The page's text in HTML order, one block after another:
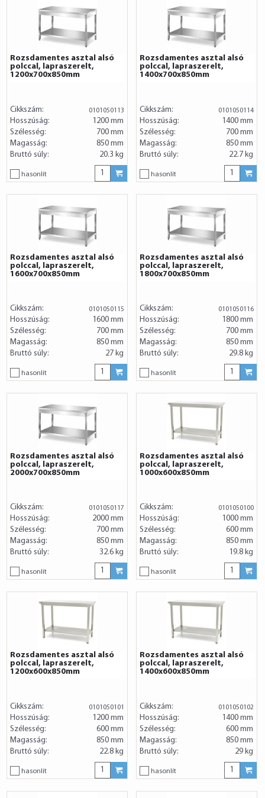
Rozsdamentes asztal alsó
polccal, lapraszerelt,
1200x700x850mm
Cikkszám: 0101050113
Hosszúság:
1200 mm
Szélesség:
700 mm
Magasság:
850 mm
Bruttó súly:
20.3 kg
hasonlít
Rozsdamentes asztal alsó
polccal, lapraszerelt,
1400x700x850mm
Cikkszám: 0101050114
Hosszúság:
1400 mm
Szélesség:
700 mm
Magasság:
850 mm
Bruttó súly:
22.7 kg
hasonlít
Rozsdamentes asztal alsó
polccal, lapraszerelt,
1600x700x850mm
Cikkszám: 0101050115
Hosszúság:
1600 mm
Szélesség:
700 mm
Magasság:
850 mm
Bruttó súly:
27 kg
hasonlít
Rozsdamentes asztal alsó
polccal, lapraszerelt,
1800x700x850mm
Cikkszám: 0101050116
Hosszúság:
1800 mm
Szélesség:
700 mm
Magasság:
850 mm
Bruttó súly:
29.8 kg
hasonlít
Rozsdamentes asztal alsó
polccal, lapraszerelt,
2000x700x850mm
Cikkszám: 0101050117
Hosszúság:
2000 mm
Szélesség:
700 mm
Magasság:
850 mm
Bruttó súly:
32.6 kg
hasonlít
Rozsdamentes asztal alsó
polccal, lapraszerelt,
1000x600x850mm
Cikkszám: 0101050100
Hosszúság:
1000 mm
Szélesség:
600 mm
Magasság:
850 mm
Bruttó súly:
19.8 kg
hasonlít
Rozsdamentes asztal alsó
polccal, lapraszerelt,
1200x600x850mm
Cikkszám: 0101050101
Hosszúság:
1200 mm
Szélesség:
600 mm
Magasság:
850 mm
Bruttó súly:
22.8 kg
hasonlít
Rozsdamentes asztal alsó
polccal, lapraszerelt,
1400x600x850mm
Cikkszám: 0101050102
Hosszúság:
1400 mm
Szélesség:
600 mm
Magasság:
850 mm
Bruttó súly:
29 kg
hasonlít